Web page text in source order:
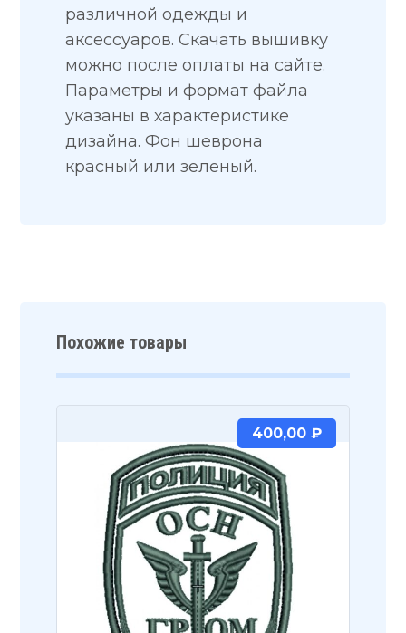
различной одежды и
аксессуаров. Скачать вышивку
можно после оплаты на сайте.
Параметры и формат файла
указаны в характеристике
дизайна. Фон шеврона
красный или зеленый.
Похожие товары
400,00 ₽